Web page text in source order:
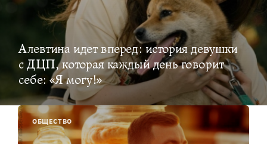
Алевтина идет вперед: история девушки
с ДЦП, которая каждый день говорит
себе: «Я могу!»
ОБЩЕСТВО